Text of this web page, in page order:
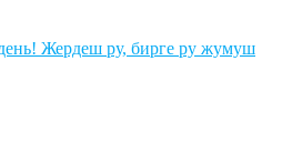
Жердеш ру, бирге ру жумуш